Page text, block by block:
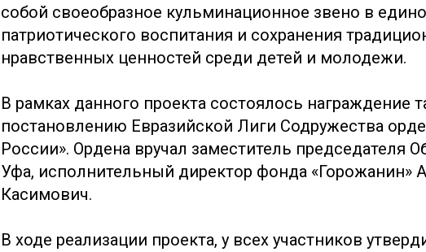
собой своеобразное кульминационное звено в
патриотического воспитания и сохранения
нравственных ценностей среди детей и молодежи.
В рамках данного проекта состоялось награждение
постановлению Евразийской Лиги Содружества
России». Ордена вручал заместитель председателя
Уфа, исполнительный директор фонда «Горожанин»
Касимович.
В ходе реализации проекта, у всех участников